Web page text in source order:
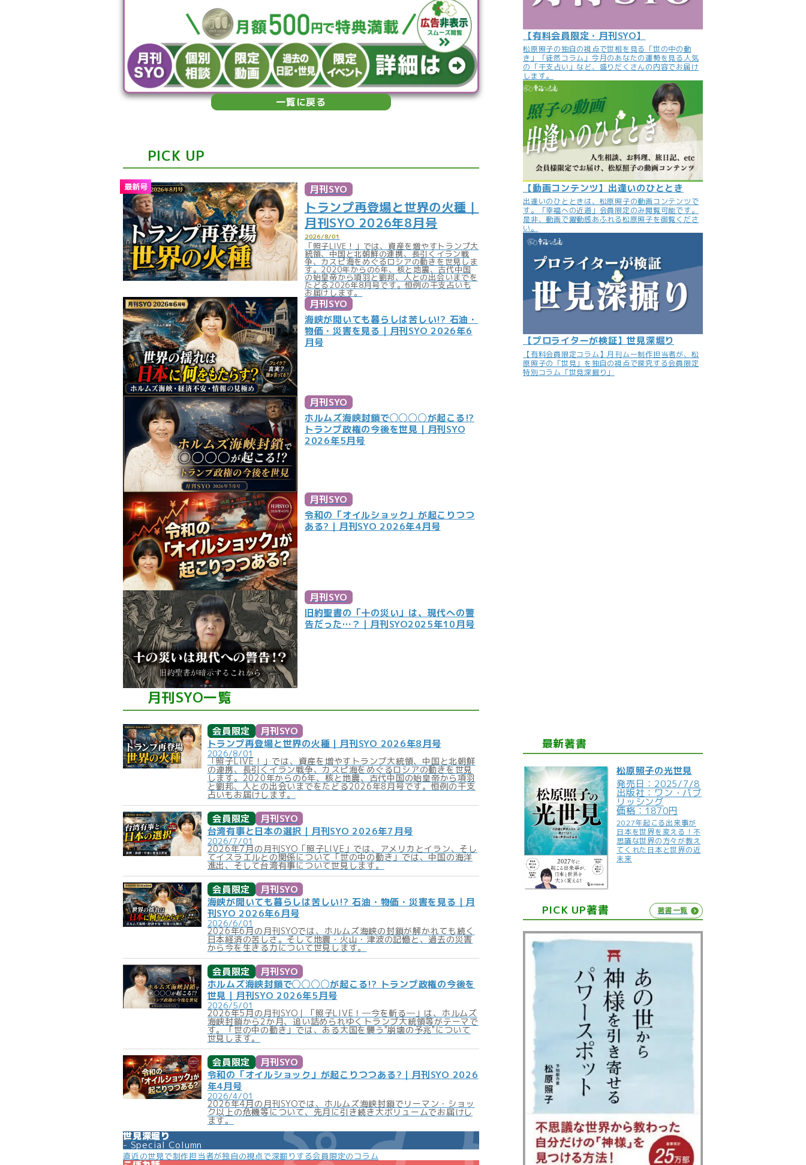
一覧に戻る
PICK UP
月刊SYO
トランプ再登場と世界の火種｜
月刊SYO 2026年8月号
2026/8/01
「照子LIVE！」では、資産を増やすトランプ大
統領、中国と北朝鮮の連携、長引くイラン戦
争、カスピ海をめぐるロシアの動きを世見しま
す。2020年からの6年、核と地震、古代中国
の始皇帝から項羽と劉邦、人との出会いまでを
たどる2026年8月号です。恒例の干支占いも
お届けします。
月刊SYO
海峡が開いても暮らしは苦しい!? 石油・
物価・災害を見る｜月刊SYO 2026年6
月号
月刊SYO
ホルムズ海峡封鎖で◯◯◯◯が起こる!?
トランプ政権の今後を世見｜月刊SYO
2026年5月号
月刊SYO
令和の「オイルショック」が起こりつつ
ある?｜月刊SYO 2026年4月号
月刊SYO
旧約聖書の「十の災い」は、現代への警
告だった…？｜月刊SYO2025年10月号
月刊SYO一覧
会員限定
月刊SYO
トランプ再登場と世界の火種｜月刊SYO 2026年8月号
2026/8/01
「照子LIVE！」では、資産を増やすトランプ大統領、中国と北朝鮮
の連携、長引くイラン戦争、カスピ海をめぐるロシアの動きを世見
します。2020年からの6年、核と地震、古代中国の始皇帝から項羽
と劉邦、人との出会いまでをたどる2026年8月号です。恒例の干支
占いもお届けします。
会員限定
月刊SYO
台湾有事と日本の選択｜月刊SYO 2026年7月号
2026/7/01
2026年7月の月刊SYO「照子LIVE」では、アメリカとイラン、そし
てイスラエルとの関係について「世の中の動き」では、中国の海洋
進出、そして台湾有事について世見します。
会員限定
月刊SYO
海峡が開いても暮らしは苦しい!? 石油・物価・災害を見る｜月
刊SYO 2026年6月号
2026/6/01
2026年6月の月刊SYOでは、ホルムズ海峡の封鎖が解かれても続く
日本経済の苦しさ。そして地震・火山・津波の記憶と、過去の災害
から今を生きる力について世見します。
会員限定
月刊SYO
ホルムズ海峡封鎖で◯◯◯◯が起こる!? トランプ政権の今後を
世見｜月刊SYO 2026年5月号
2026/5/01
2026年5月の月刊SYO｜「照子LIVE！―今を斬る―」は、ホルムズ
海峡封鎖から2か月、追い詰められゆくトランプ大統領等がテーマで
す。「世の中の動き」では、ある大国を襲う"崩壊の予兆"について
世見します。
会員限定
月刊SYO
令和の「オイルショック」が起こりつつある?｜月刊SYO 2026
年4月号
2026/4/01
2026年4月の月刊SYOでは、ホルムズ海峡封鎖でリーマン・ショッ
ク以上の危機等について、先月に引き続き大ボリュームでお届けし
ます。
世見深堀り
Special Column
直近の世見で制作担当者が独自の視点で深掘りする会員限定のコラム
【有料会員限定・月刊SYO】
松原照子の独自の視点で世相を見る「世の中の動
き」「徒然コラム」今月のあなたの運勢を見る人気
の「干支占い」など、盛りだくさんの内容でお届け
します。
【動画コンテンツ】出逢いのひととき
出逢いのひとときは、松原照子の動画コンテンツで
す。「幸福への近道」会員限定のみ閲覧可能です。
是非、動画で躍動感あふれる松原照子を御覧くださ
い。
【プロライターが検証】世見深堀り
【有料会員限定コラム】月刊ムー制作担当者が、松
原照子の「世見」を独自の視点で探究する会員限定
特別コラム「世見深掘り」
最新著書
松原照子の光世見
発売日：2025/7/8
出版社：ワン・パブ
リッシング
価格：1870円
2027年起こる出来事が
日本を世界を変える！不
思議な世界の方々が教え
てくれた日本と世界の近
未来
PICK UP著書 著書一覧